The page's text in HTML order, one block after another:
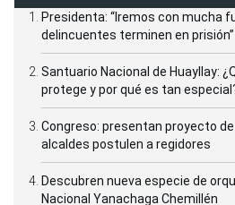
Presidenta: “Iremos con mucha
delincuentes terminen en prisión”
Santuario Nacional de Huayllay:
protege y por qué es tan
Congreso: presentan proyecto
alcaldes postulen a regidores
Descubren nueva especie de
Nacional Yanachaga Chemillén